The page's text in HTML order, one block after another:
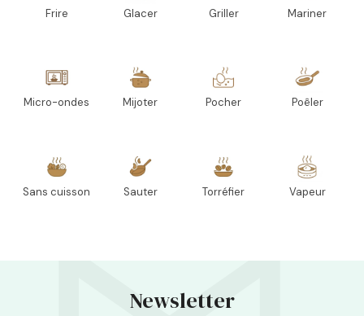
Frire Glacer Griller Mariner
Micro-ondes Mijoter Pocher Poêler
Sans cuisson Sauter Torréfier Vapeur
Newsletter